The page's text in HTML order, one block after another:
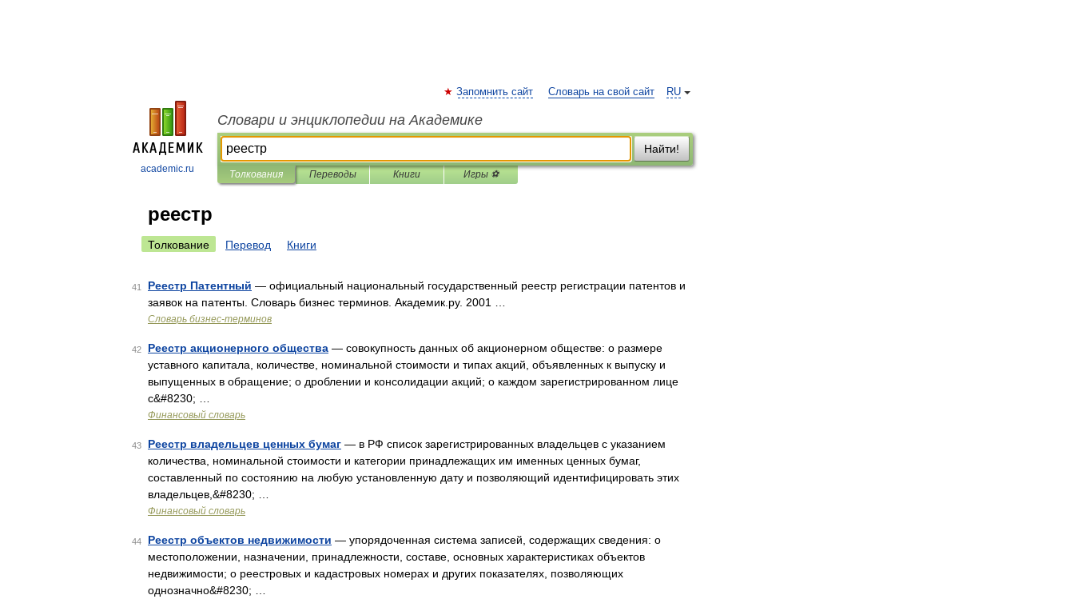
academic.ru
RU
Запомнить сайт Словарь на свой сайт
Словари и энциклопедии на Академике
Найти!
Толкования Переводы Книги Игры ⚽
реестр
Толкование Перевод Книги
41 Реестр Патентный — официальный национальный государственный реестр регистрации патентов и
заявок на патенты. Словарь бизнес терминов. Академик.ру. 2001 …
Словарь бизнес-терминов
42 Реестр акционерного общества — совокупность данных об акционерном обществе: о размере
уставного капитала, количестве, номинальной стоимости и типах акций, объявленных к выпуску и
выпущенных в обращение; о дроблении и консолидации акций; о каждом зарегистрированном лице
с&#8230; …
Финансовый словарь
43 Реестр владельцев ценных бумаг — в РФ список зарегистрированных владельцев с указанием
количества, номинальной стоимости и категории принадлежащих им именных ценных бумаг,
составленный по состоянию на любую установленную дату и позволяющий идентифицировать этих
владельцев,&#8230; …
Финансовый словарь
44 Реестр объектов недвижимости — упорядоченная система записей, содержащих сведения: о
местоположении, назначении, принадлежности, составе, основных характеристиках объектов
недвижимости; о реестровых и кадастровых номерах и других показателях, позволяющих
однозначно&#8230; …